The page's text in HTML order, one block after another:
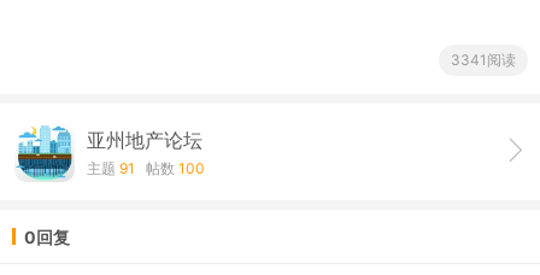
3341阅读
亚州地产论坛
主题 91 帖数 100
0回复